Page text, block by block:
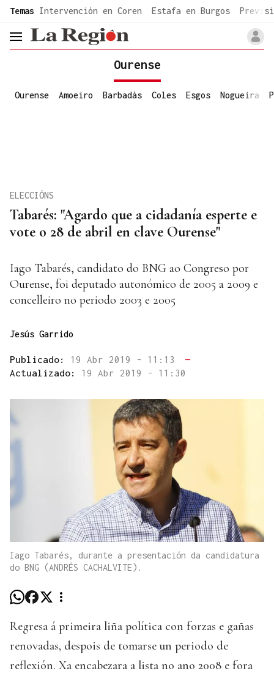
common.go-to-content
Temas Intervención en Coren Estafa en Burgos
header.menu.open
Ourense
Ourense Amoeiro Barbadás Coles Esgos Nogueira
Tabarés: "Agardo que a cidadanía esperte e
vote o 28 de abril en clave Ourense"
ELECCIÓNS
Iago Tabarés, candidato do BNG ao Congreso por
Ourense, foi deputado autonómico de 2005 a 2009 e
concelleiro no periodo 2003 e 2005
Jesús Garrido
Publicado: 19 Abr 2019 - 11:13
—
Actualizado: 19 Abr 2019 - 11:30
Iago Tabarés, durante a presentación da candidatura
do BNG (ANDRÉS CACHALVITE).
Regresa á primeira liña política con forzas e gañas
renovadas, despois de tomarse un periodo de
reflexión. Xa encabezara a lista no ano 2008 e fora